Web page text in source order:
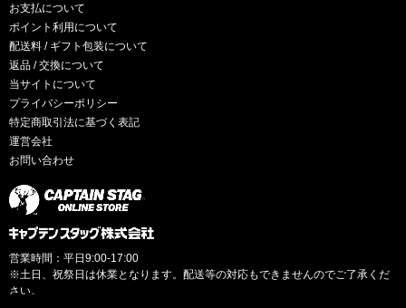
お支払について
ポイント利用について
配送料 / ギフト包装について
返品 / 交換について
当サイトについて
プライバシーポリシー
特定商取引法に基づく表記
運営会社
お問い合わせ
営業時間：平日9:00-17:00
※土日、祝祭日は休業となります。配送等の対応もできませんのでご了承くだ
さい。